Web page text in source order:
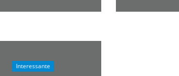
Interessante